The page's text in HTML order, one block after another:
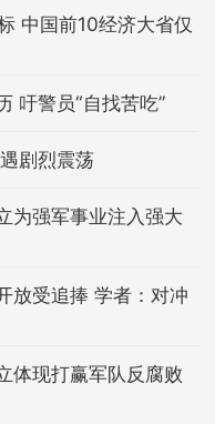
仅
吁警员“自找苦吃”
剧烈震荡
为强军事业注入强大
放受追捧 学者：对冲
体现打赢军队反腐败